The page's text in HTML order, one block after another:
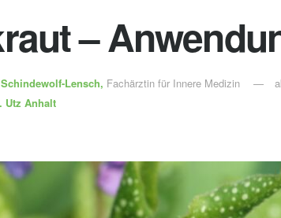
–
Lensch, Fachärztin für Innere Medizin
Utz Anhalt